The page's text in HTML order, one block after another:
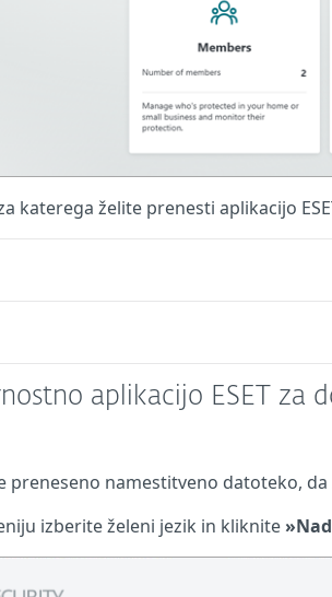
katerega želite prenesti aplikacijo
aplikacijo ESET za
preneseno namestitveno datoteko, da
izberite želeni jezik in kliknite